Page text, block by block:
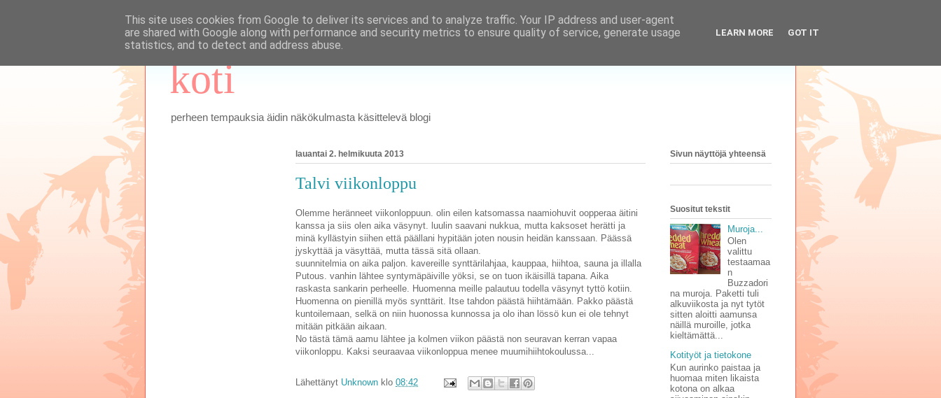
koti
perheen tempauksia äidin näkökulmasta käsittelevä blogi
lauantai 2. helmikuuta 2013
Talvi viikonloppu
Olemme heränneet viikonloppuun. olin eilen katsomassa naamiohuvit oopperaa äitini
kanssa ja siis olen aika väsynyt. luulin saavani nukkua, mutta kaksoset herätti ja
minä kyllästyin siihen että päällani hypitään joten nousin heidän kanssaan. Päässä
jyskyttää ja väsyttää, mutta tässä sitä ollaan.
suunnitelmia on aika paljon. kavereille synttärilahjaa, kauppaa, hiihtoa, sauna ja illalla
Putous. vanhin lähtee syntymäpäiville yöksi, se on tuon ikäisillä tapana. Aika
raskasta sankarin perheelle. Huomenna meille palautuu todella väsynyt tyttö kotiin.
Huomenna on pienillä myös synttärit. Itse tahdon päästä hiihtämään. Pakko päästä
kuntoilemaan, selkä on niin huonossa kunnossa ja olo ihan lössö kun ei ole tehnyt
mitään pitkään aikaan.
No tästä tämä aamu lähtee ja kolmen viikon päästä non seuravan kerran vapaa
viikonloppu. Kaksi seuraavaa viikonloppua menee muumihiihtokoulussa...
Lähettänyt Unknown klo 08:42
Sivun näyttöjä yhteensä
Suositut tekstit
Muroja...
Olen
valittu
testaamaa
n
Buzzadori
na muroja. Paketti tuli
alkuviikosta ja nyt tytöt
sitten aloitti aamunsa
näillä muroille, jotka
kieltämättä...
Kotityöt ja tietokone
Kun aurinko paistaa ja
huomaa miten likaista
kotona on alkaa
This site uses cookies from Google to deliver its services and to analyze traffic. Your IP address and user-agent
are shared with Google along with performance and security metrics to ensure quality of service, generate usage
statistics, and to detect and address abuse.
LEARN MORE GOT IT